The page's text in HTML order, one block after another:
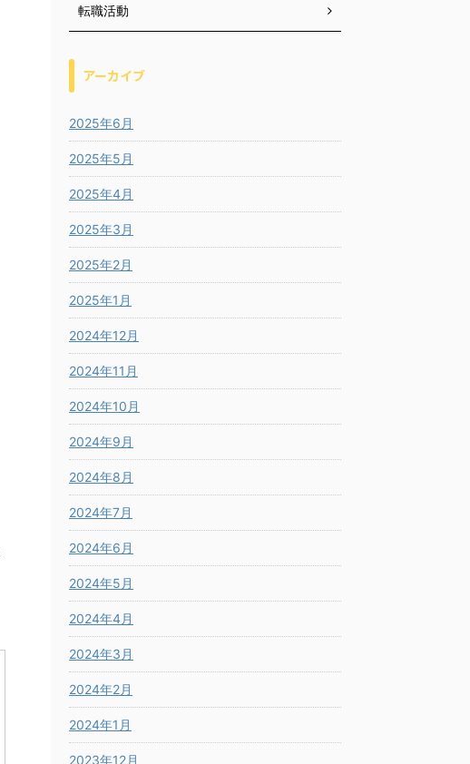
転職活動
アーカイブ
2025年6月
2025年5月
2025年4月
2025年3月
2025年2月
2025年1月
2024年12月
2024年11月
2024年10月
2024年9月
2024年8月
2024年7月
2024年6月
2024年5月
2024年4月
2024年3月
2024年2月
2024年1月
2023年12月